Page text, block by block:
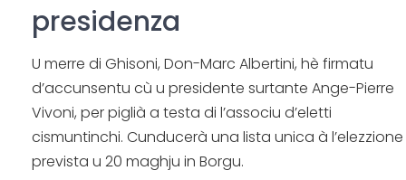
presidenza
U merre di Ghisoni, Don-Marc Albertini, hè firmatu
d’accunsentu cù u presidente surtante Ange-Pierre
Vivoni, per piglià a testa di l’associu d’eletti
cismuntinchi. Cunducerà una lista unica à l’elezzione
prevista u 20 maghju in Borgu.